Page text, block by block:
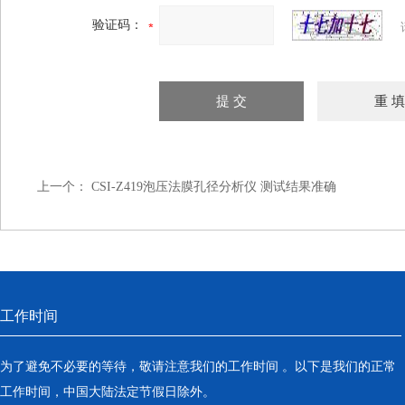
验证码：
上一个： CSI-Z419泡压法膜孔径分析仪 测试结果准确
工作时间
为了避免不必要的等待，敬请注意我们的工作时间 。以下是我们的正常
工作时间，中国大陆法定节假日除外。